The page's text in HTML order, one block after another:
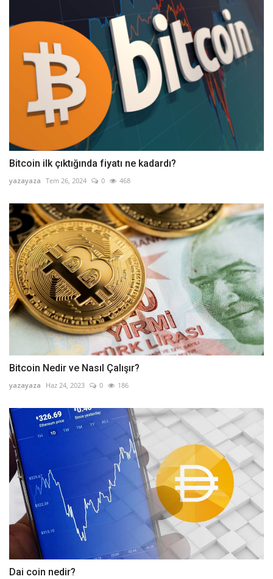
Bitcoin ilk çıktığında fiyatı ne kadardı?
yazayaza Tem 26, 2024 0 468
Bitcoin Nedir ve Nasıl Çalışır?
yazayaza Haz 24, 2023 0 186
Dai coin nedir?